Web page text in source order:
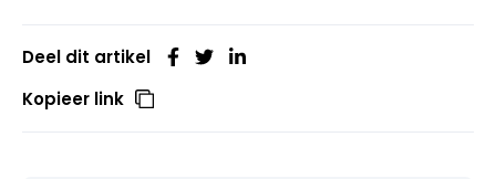
Deel dit artikel
Kopieer link